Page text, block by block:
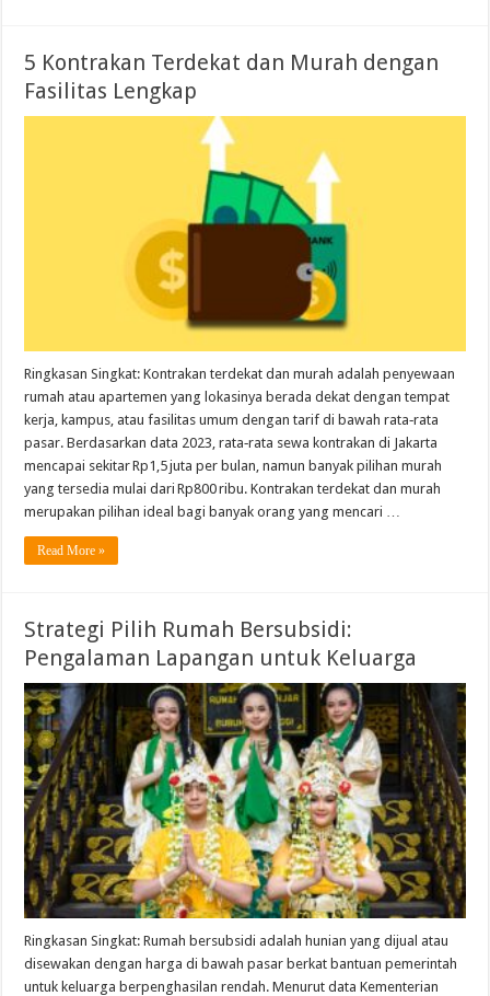
5 Kontrakan Terdekat dan Murah dengan
Fasilitas Lengkap
Ringkasan Singkat: Kontrakan terdekat dan murah adalah penyewaan
rumah atau apartemen yang lokasinya berada dekat dengan tempat
kerja, kampus, atau fasilitas umum dengan tarif di bawah rata‑rata
pasar. Berdasarkan data 2023, rata‑rata sewa kontrakan di Jakarta
mencapai sekitar Rp1,5 juta per bulan, namun banyak pilihan murah
yang tersedia mulai dari Rp800 ribu. Kontrakan terdekat dan murah
merupakan pilihan ideal bagi banyak orang yang mencari …
Read More »
Strategi Pilih Rumah Bersubsidi:
Pengalaman Lapangan untuk Keluarga
Ringkasan Singkat: Rumah bersubsidi adalah hunian yang dijual atau
disewakan dengan harga di bawah pasar berkat bantuan pemerintah
untuk keluarga berpenghasilan rendah. Menurut data Kementerian